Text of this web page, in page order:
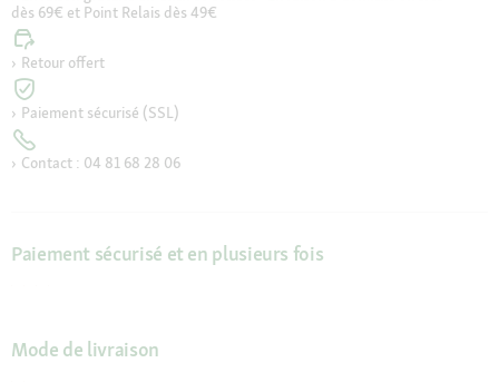
dès 69€ et Point Relais dès 49€
Retour offert
Paiement sécurisé (SSL)
Contact : 04 81 68 28 06
Paiement sécurisé et en plusieurs fois
Mode de livraison